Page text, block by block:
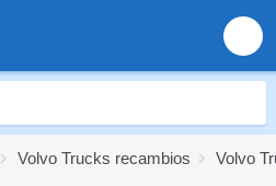
Volvo Trucks recambios Volvo